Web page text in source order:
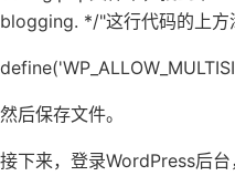
blogging. */"这行代码的上方
然后保存文件。
接下来，登录WordPress后